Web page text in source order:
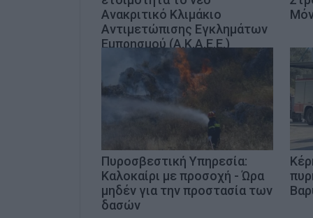
Ανακριτικό Κλιμάκιο
Αντιμετώπισης Εγκλημάτων
Εμπρησμού (Α.Κ.Α.Ε.Ε.)
Πυροσβεστική Υπηρεσία:
Καλοκαίρι με προσοχή - Ώρα
μηδέν για την προστασία των
δασών